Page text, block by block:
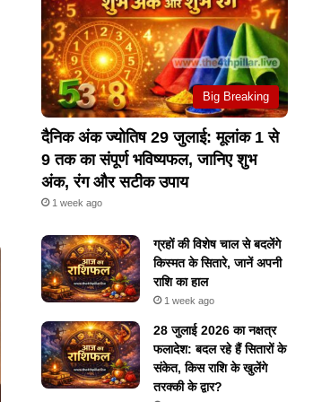
Big Breaking
दैनिक अंक ज्योतिष 29 जुलाई: मूलांक 1 से
9 तक का संपूर्ण भविष्यफल, जानिए शुभ
अंक, रंग और सटीक उपाय
1 week ago
ग्रहों की विशेष चाल से बदलेंगे
किस्मत के सितारे, जानें अपनी
राशि का हाल
1 week ago
28 जुलाई 2026 का नक्षत्र
फलादेश: बदल रहे हैं सितारों के
संकेत, किस राशि के खुलेंगे
तरक्की के द्वार?